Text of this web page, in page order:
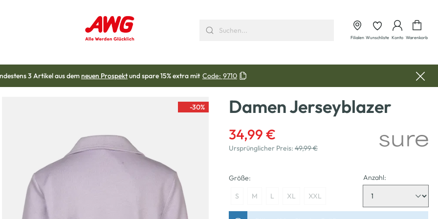
Filialen Wunschliste Konto Warenkorb
3 Artikel aus demneuen Prospektund spare 15% extra mit Code: 9710
-30% Damen Jerseyblazer
34,99 €
Ursprünglicher Preis: 49,99 €
Größe:
S M L XL XXL
Anzahl: